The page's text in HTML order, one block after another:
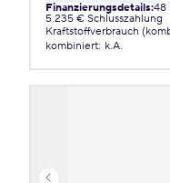
Finanzierungsdetails:48
5.235 € Schlusszahlung
Kraftstoffverbrauch
kombiniert: k.A.